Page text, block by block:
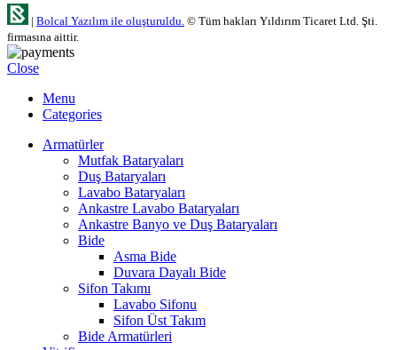
| Bolcal Yazılım ile oluşturuldu. © Tüm hakları Yıldırım Ticaret Ltd. Şti.
firmasına aittir.
Close
Menu
Categories
Armatürler
Mutfak Bataryaları
Duş Bataryaları
Lavabo Bataryaları
Ankastre Lavabo Bataryaları
Ankastre Banyo ve Duş Bataryaları
Bide
Asma Bide
Duvara Dayalı Bide
Sifon Takımı
Lavabo Sifonu
Sifon Üst Takım
Bide Armatürleri